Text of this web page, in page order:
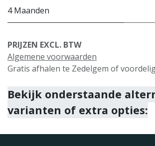
4 Maanden
PRIJZEN EXCL. BTW
Algemene voorwaarden
Gratis afhalen te Zedelgem of
Bekijk onderstaande
varianten of extra opties: